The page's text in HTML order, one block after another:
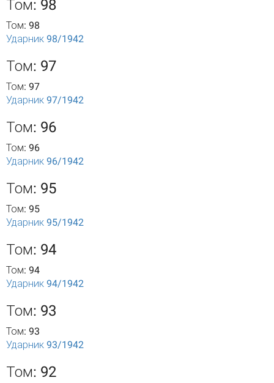
Том: 98
Том: 98
Ударник 98/1942
Том: 97
Том: 97
Ударник 97/1942
Том: 96
Том: 96
Ударник 96/1942
Том: 95
Том: 95
Ударник 95/1942
Том: 94
Том: 94
Ударник 94/1942
Том: 93
Том: 93
Ударник 93/1942
Том: 92